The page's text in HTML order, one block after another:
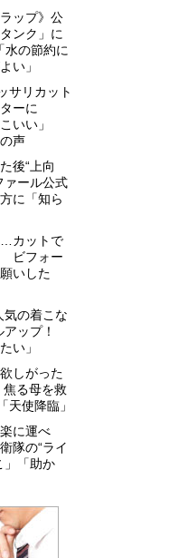
ップ》公
ンク」に
の節約に
い」
サリカット
ーに
いい」
声
後“上向
ール公式
に「知ら
…カットで
ビフォー
いした
気の着こな
アップ！
い」
しがった
る母を救
天使降臨」
に運べ
隊の“ライ
」「助か